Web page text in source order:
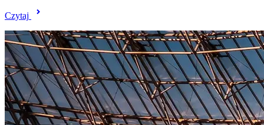
Czytaj